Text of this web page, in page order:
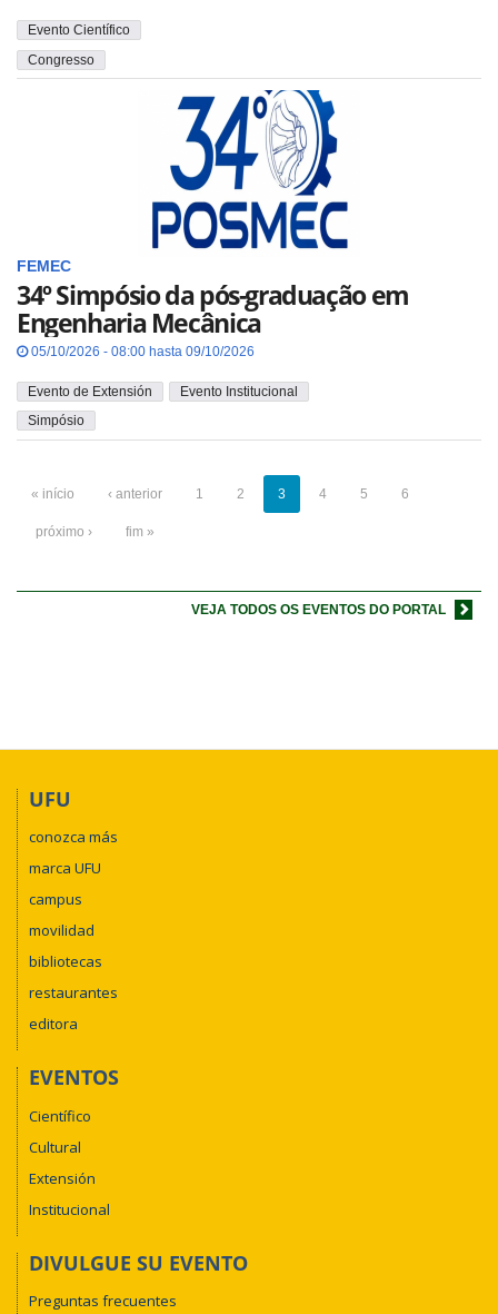
Evento Científico
Congresso
FEMEC
34º Simpósio da pós-graduação em
Engenharia Mecânica
05/10/2026 - 08:00 hasta 09/10/2026
Evento de Extensión
Evento Institucional
Simpósio
« início ‹ anterior 1 2 3 4 5 6
próximo › fim »
VEJA TODOS OS EVENTOS DO PORTAL
UFU
conozca más
marca UFU
campus
movilidad
bibliotecas
restaurantes
editora
EVENTOS
Científico
Cultural
Extensión
Institucional
DIVULGUE SU EVENTO
Preguntas frecuentes